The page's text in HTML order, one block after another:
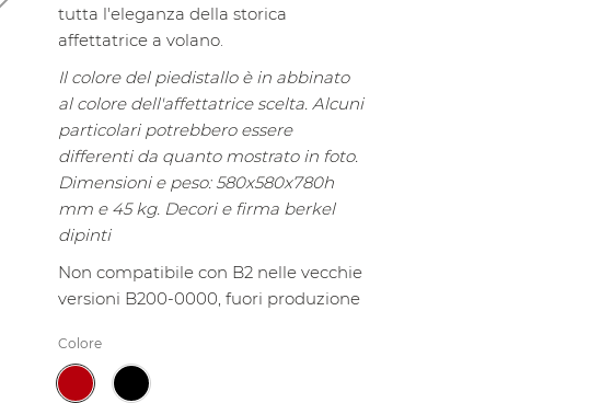
tutta l'eleganza della storica
affettatrice a volano.
Il colore del piedistallo è in abbinato
al colore dell'affettatrice scelta. Alcuni
particolari potrebbero essere
differenti da quanto mostrato in foto.
Dimensioni e peso: 580x580x780h
mm e 45 kg. Decori e firma berkel
dipinti
Non compatibile con B2 nelle vecchie
versioni B200-0000, fuori produzione
Colore